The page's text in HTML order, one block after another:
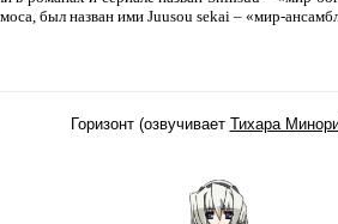
был назван ими Juusou sekai – «мир-
Горизонт (озвучивает Тихара